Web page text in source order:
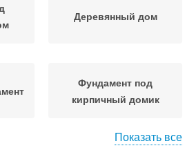
Деревянный дом
Фундамент под
кирпичный домик
Показать все